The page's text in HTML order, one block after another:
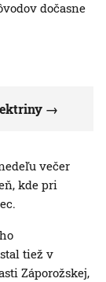
dočasne
večer
kde pri
tiež v
Záporožskej,